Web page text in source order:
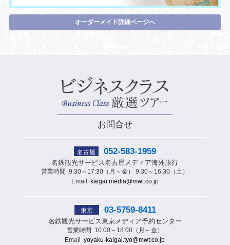
オーダーメイド詳細ページへ
お問合せ
名古屋 052-583-1959
名鉄観光サービス名古屋メディア海外旅行
営業時間
9:30～17:30（月～金） 9:30～16:30（土）
Email
kaigai.media@mwt.co.jp
東京 03-5759-8411
名鉄観光サービス東京メディア予約センター
営業時間
10:00～18:00（月～金）
Email
yoyaku-kaigai.tyo@mwt.co.jp